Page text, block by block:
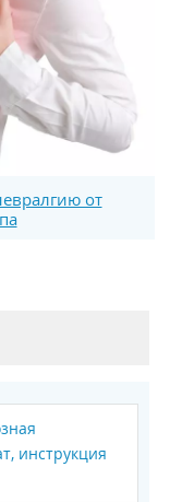
от
инструкция